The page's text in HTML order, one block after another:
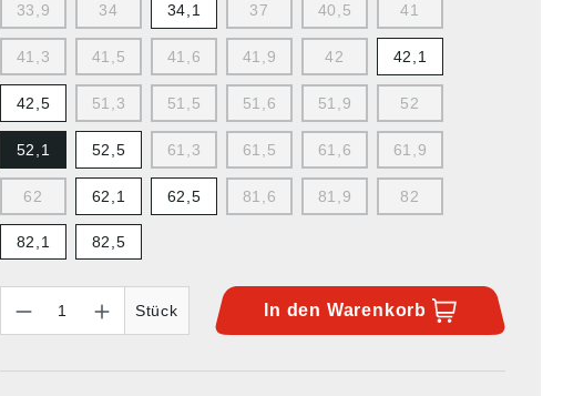
33,9 34 34,1 37 40,5 41
41,3 41,5 41,6 41,9 42 42,1
42,5 51,3 51,5 51,6 51,9 52
52,1 52,5 61,3 61,5 61,6 61,9
62 62,1 62,5 81,6 81,9 82
82,1 82,5
Stück
In den Warenkorb